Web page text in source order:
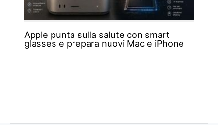
Apple punta sulla salute con smart
glasses e prepara nuovi Mac e iPhone